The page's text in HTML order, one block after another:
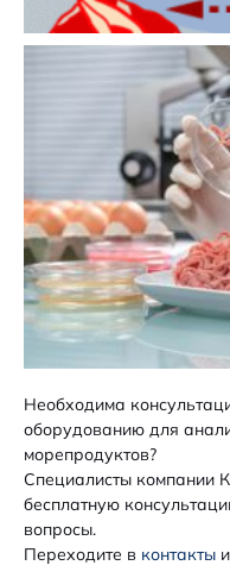
Необходима
оборудованию для
морепродуктов?
Специалисты компании
бесплатную
вопросы.
Переходите в контакты и